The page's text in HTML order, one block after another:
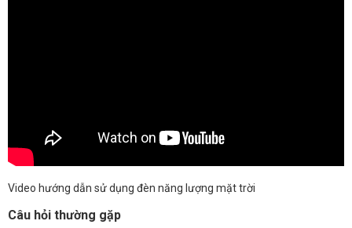
Video hướng dẫn sử dụng đèn năng lượng mặt trời
Câu hỏi thường gặp